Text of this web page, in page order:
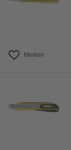
Merken